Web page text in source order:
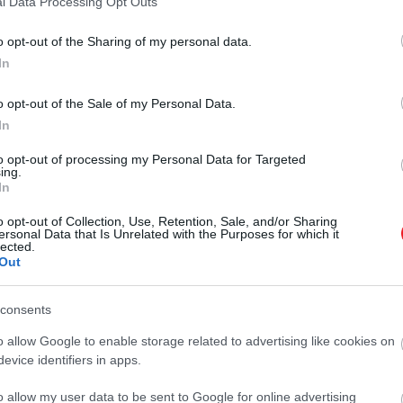
opt-out of the Sharing of my personal data.
opt-out of the Sale of my Personal Data.
opt-out of processing my Personal Data for Targeted
opt-out of Collection, Use, Retention, Sale, and/or Sharing
Data that Is Unrelated with the Purposes for which it
allow Google to enable storage related to advertising like cookies on
identifiers in apps.
allow my user data to be sent to Google for online advertising
(MDDÜ) által szervezett 360 Design
körülvevő dizájn mindennapokban
2024. OKTÓBER 16. ● HAMU ÉS GYÉMÁNT
dizájntárgyak a Nyugati
HAMU ÉS GYÉMÁNT